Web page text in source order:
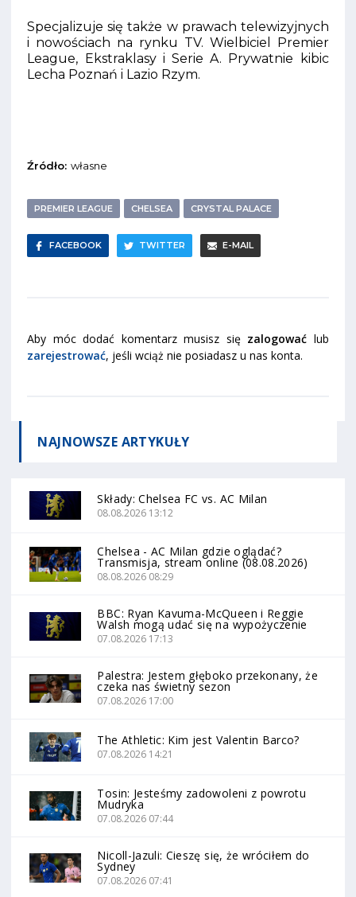
Specjalizuje się także w prawach telewizyjnych
i nowościach na rynku TV. Wielbiciel Premier
League, Ekstraklasy i Serie A. Prywatnie kibic
Lecha Poznań i Lazio Rzym.
Źródło: własne
PREMIER LEAGUE CHELSEA CRYSTAL PALACE
FACEBOOK TWITTER E-MAIL
Aby móc dodać komentarz musisz się zalogować lub
zarejestrować, jeśli wciąż nie posiadasz u nas konta.
NAJNOWSZE ARTYKUŁY
Składy: Chelsea FC vs. AC Milan
08.08.2026 13:12
Chelsea - AC Milan gdzie oglądać?
Transmisja, stream online (08.08.2026)
08.08.2026 08:29
BBC: Ryan Kavuma-McQueen i Reggie
Walsh mogą udać się na wypożyczenie
07.08.2026 17:13
Palestra: Jestem głęboko przekonany, że
czeka nas świetny sezon
07.08.2026 17:00
The Athletic: Kim jest Valentin Barco?
07.08.2026 14:21
Tosin: Jesteśmy zadowoleni z powrotu
Mudryka
07.08.2026 07:44
Nicoll-Jazuli: Cieszę się, że wróciłem do
Sydney
07.08.2026 07:41